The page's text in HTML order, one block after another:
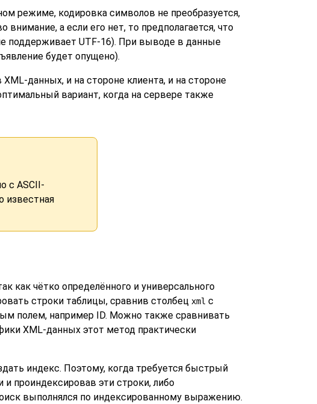
режиме, кодировка символов не преобразуется,
а если его нет, то предполагается, что
поддерживает UTF-16). При выводе в данные
будет опущено).
данных, и на стороне клиента, и на стороне
вариант, когда на сервере также
с ASCII-
известная
как чётко определённого и универсального
строки таблицы, сравнив столбец xml с
полем, например ID. Можно также сравнивать
XML-данных этот метод практически
индекс. Поэтому, когда требуется быстрый
проиндексировав эти строки, либо
выполнялся по индексированному выражению.